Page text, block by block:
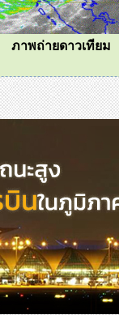
ภาพถ่ายดาวเทียม